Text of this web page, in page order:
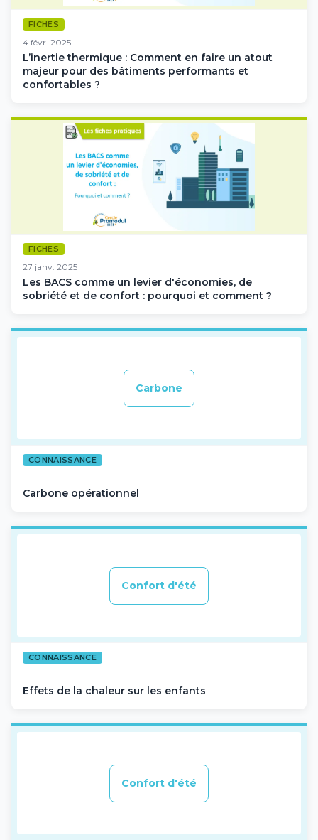
FICHES
4 févr. 2025
L’inertie thermique : Comment en faire un atout
majeur pour des bâtiments performants et
confortables ?
FICHES
27 janv. 2025
Les BACS comme un levier d'économies, de
sobriété et de confort : pourquoi et comment ?
Carbone
CONNAISSANCE
Carbone opérationnel
Confort d'été
CONNAISSANCE
Effets de la chaleur sur les enfants
Confort d'été